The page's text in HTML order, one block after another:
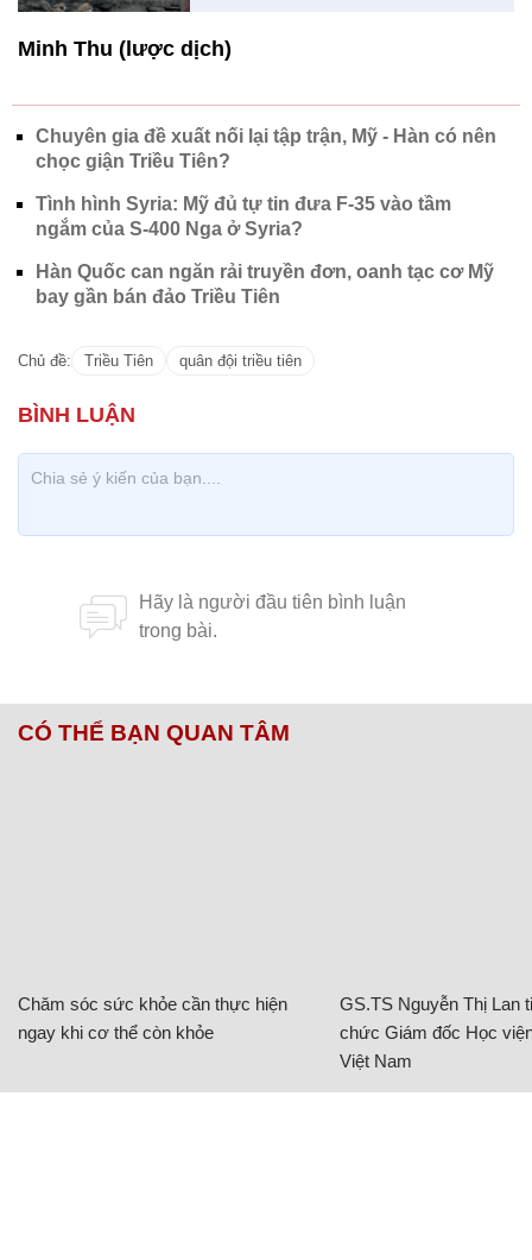
Minh Thu (lược dịch)
Chuyên gia đề xuất nối lại tập trận, Mỹ - Hàn có nên
chọc giận Triều Tiên?
Tình hình Syria: Mỹ đủ tự tin đưa F-35 vào tầm
ngắm của S-400 Nga ở Syria?
Hàn Quốc can ngăn rải truyền đơn, oanh tạc cơ Mỹ
bay gần bán đảo Triều Tiên
Chủ đề: Triều Tiên quân đội triều tiên
CÓ THỂ BẠN QUAN TÂM
Chăm sóc sức khỏe cần thực hiện
ngay khi cơ thể còn khỏe
GS.TS Nguyễn Thị Lan
chức Giám đốc Học
Việt Nam